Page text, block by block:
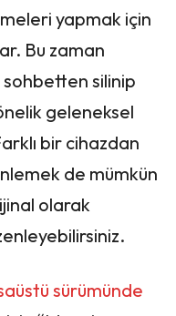
yapmak için
Bu zaman
sohbetten silinip
geleneksel
bir cihazdan
de mümkün
olarak
sürümünde